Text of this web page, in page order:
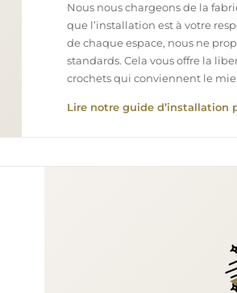
Nous nous chargeons de la
que l’installation est à votre
de chaque espace, nous ne
standards. Cela vous offre la
crochets qui conviennent le
Lire notre guide d’installation